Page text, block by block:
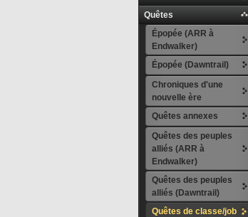
Quêtes
Épopée (ARR à
Endwalker)
Épopée (Dawntrail)
Chroniques d'une
nouvelle ère
Quêtes annexes
Quêtes des peuples
alliés (ARR à
Endwalker)
Quêtes des peuples
alliés (Dawntrail)
Quêtes de classe/job